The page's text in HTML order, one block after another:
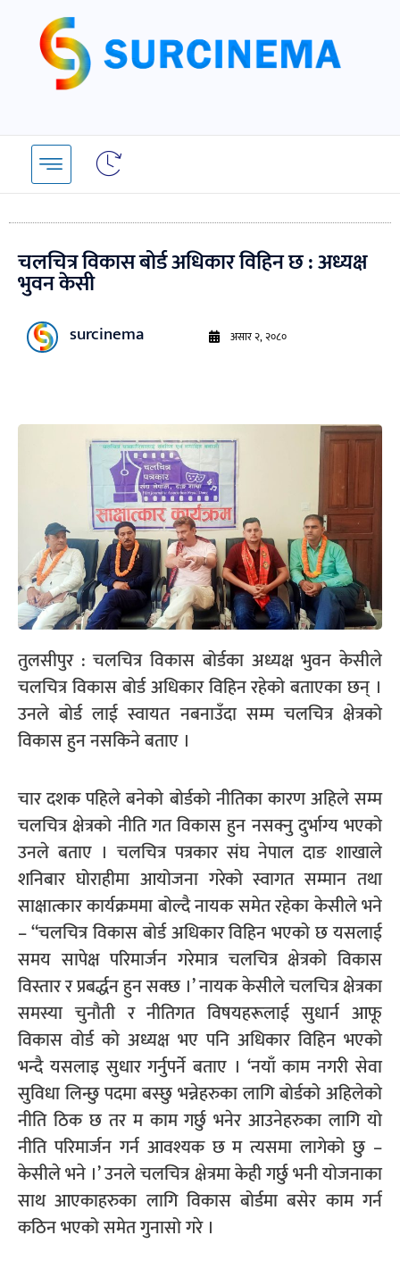
content
चलचित्र विकास बोर्ड अधिकार विहिन छ : अध्यक्ष
भुवन केसी
surcinema असार २, २०८०
तुलसीपुर : चलचित्र विकास बोर्डका अध्यक्ष भुवन केसीले
चलचित्र विकास बोर्ड अधिकार विहिन रहेको बताएका छन् ।
उनले बोर्ड लाई स्वायत नबनाउँदा सम्म चलचित्र क्षेत्रको
विकास हुन नसकिने बताए ।
चार दशक पहिले बनेको बोर्डको नीतिका कारण अहिले सम्म
चलचित्र क्षेत्रको नीति गत विकास हुन नसक्नु दुर्भाग्य भएको
उनले बताए । चलचित्र पत्रकार संघ नेपाल दाङ शाखाले
शनिबार घोराहीमा आयोजना गरेको स्वागत सम्मान तथा
साक्षात्कार कार्यक्रममा बोल्दै नायक समेत रहेका केसीले भने
– “चलचित्र विकास बोर्ड अधिकार विहिन भएको छ यसलाई
समय सापेक्ष परिमार्जन गरेमात्र चलचित्र क्षेत्रको विकास
विस्तार र प्रबर्द्धन हुन सक्छ ।’ नायक केसीले चलचित्र क्षेत्रका
समस्या चुनौती र नीतिगत विषयहरूलाई सुधार्न आफू
विकास वोर्ड को अध्यक्ष भए पनि अधिकार विहिन भएको
भन्दै यसलाइ सुधार गर्नुपर्ने बताए । ‘नयाँ काम नगरी सेवा
सुविधा लिन्छु पदमा बस्छु भन्नेहरुका लागि बोर्डको अहिलेको
नीति ठिक छ तर म काम गर्छु भनेर आउनेहरुका लागि यो
नीति परिमार्जन गर्न आवश्यक छ म त्यसमा लागेको छु –
केसीले भने ।’ उनले चलचित्र क्षेत्रमा केही गर्छु भनी योजनाका
साथ आएकाहरुका लागि विकास बोर्डमा बसेर काम गर्न
कठिन भएको समेत गुनासो गरे ।